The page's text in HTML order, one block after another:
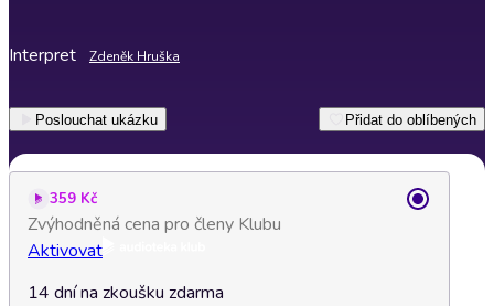
Interpret Zdeněk Hruška
Poslouchat ukázku Přidat do oblíbených
359 Kč
Zvýhodněná cena pro členy Klubu
Aktivovat
14 dní na zkoušku zdarma